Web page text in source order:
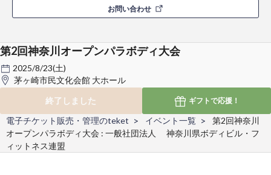
お問い合わせ
第2回神奈川オープンパラボディ大会
2025/8/23(土)
茅ヶ崎市民文化会館 大ホール
終了しました
ギフトで応援！
電子チケット販売・管理のteket イベント一覧
第2回神奈川
オープンパラボディ大会 : 一般社団法人 神奈川県ボディビル・フ
ィットネス連盟